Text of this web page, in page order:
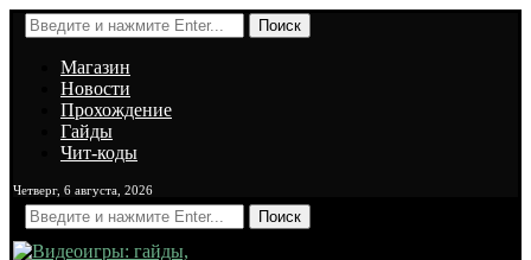
Поиск
Магазин
Новости
Прохождение
Гайды
Чит-коды
Четверг, 6 августа, 2026
Поиск